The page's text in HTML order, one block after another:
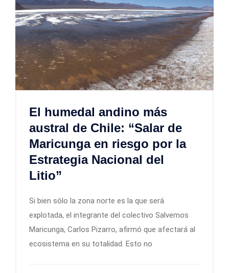
El humedal andino más
austral de Chile: “Salar de
Maricunga en riesgo por la
Estrategia Nacional del
Litio”
Si bien sólo la zona norte es la que será
explotada, el integrante del colectivo Salvemos
Maricunga, Carlos Pizarro, afirmó que afectará al
ecosistema en su totalidad. Esto no